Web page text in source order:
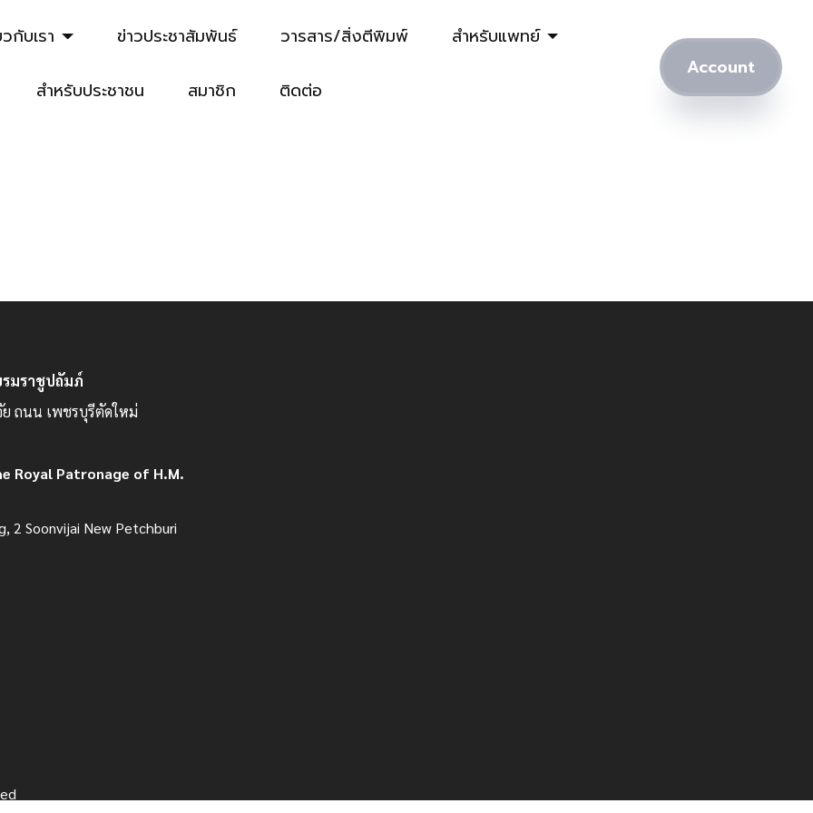
กับเรา ข่าวประชาสัมพันธ์ วารสาร/สิ่งตีพิมพ์ สำหรับแพทย์
สำหรับประชาชน สมาชิก ติดต่อ
Account
Found
มราชูปถัมภ์
ถนน เพชรบุรีตัดใหม่
Royal Patronage of H.M.
2 Soonvijai New Petchburi